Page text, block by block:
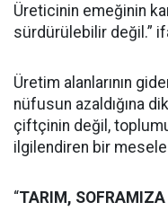
Üreticinin emeğinin
sürdürülebilir değil.”
Üretim alanlarının
nüfusun azaldığına
çiftçinin değil,
ilgilendiren bir
“TARIM, SOFRAMIZA